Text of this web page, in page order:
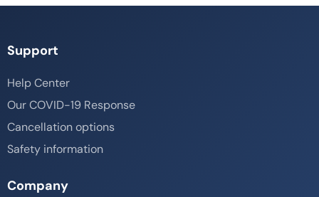
Support
Help Center
Our COVID-19 Response
Cancellation options
Safety information
Company